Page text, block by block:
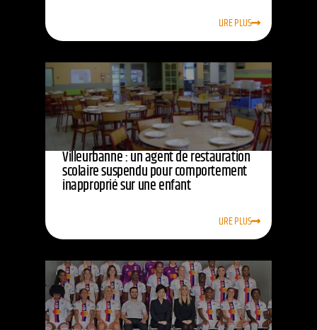
LIRE PLUS
Villeurbanne : un agent de restauration
scolaire suspendu pour comportement
inapproprié sur une enfant
LIRE PLUS